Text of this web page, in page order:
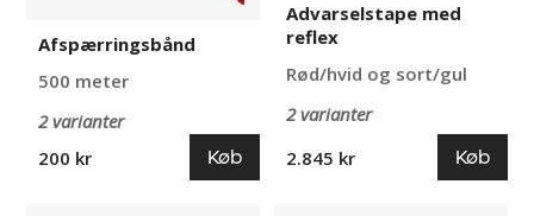
Afspærringsbånd
500 meter
2 varianter
200 kr
Køb
Advarselstape med
reflex
Rød/hvid og sort/gul
2 varianter
2.845 kr
Køb